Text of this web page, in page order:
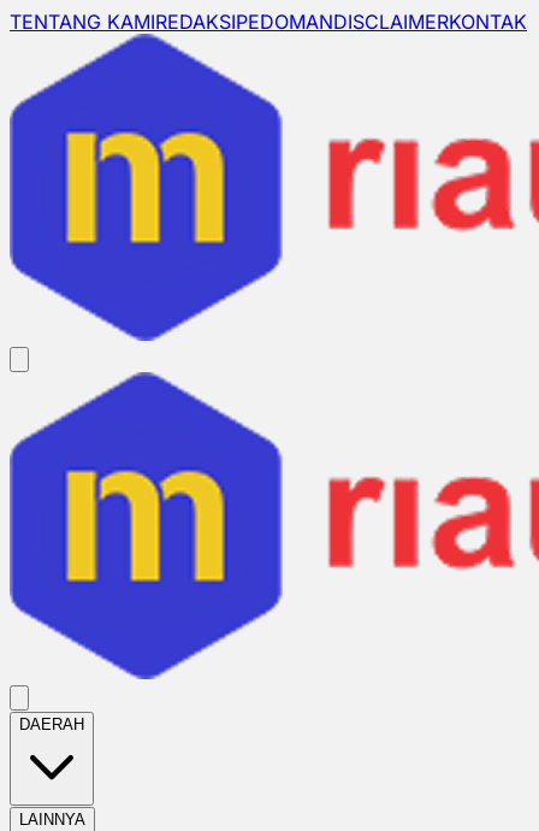
TENTANG KAMIREDAKSIPEDOMANDISCLAIMERKONTAK
DAERAH
LAINNYA